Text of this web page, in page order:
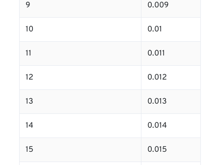
9 0.009
10 0.01
11 0.011
12 0.012
13 0.013
14 0.014
15 0.015